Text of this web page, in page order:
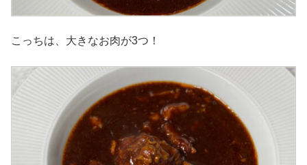
こっちは、大きなお肉が3つ！